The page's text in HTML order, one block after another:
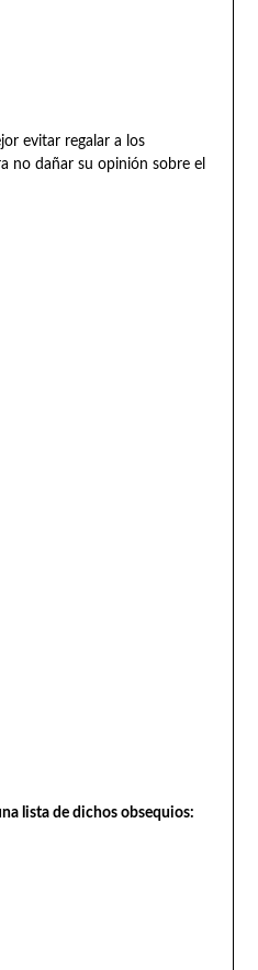
evitar regalar a los
no dañar su opinión sobre el
lista de dichos obsequios: